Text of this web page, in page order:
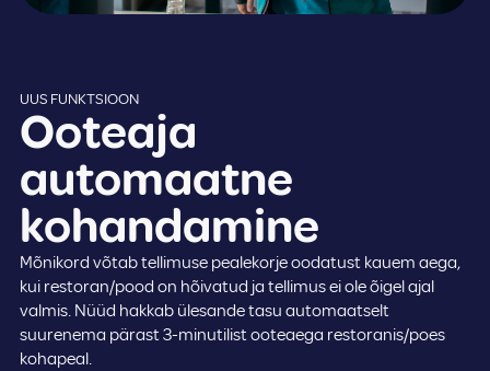
UUS FUNKTSIOON
Ooteaja
automaatne
kohandamine
Mõnikord võtab tellimuse pealekorje oodatust kauem aega,
kui restoran/pood on hõivatud ja tellimus ei ole õigel ajal
valmis. Nüüd hakkab ülesande tasu automaatselt
suurenema pärast 3-minutilist ooteaega restoranis/poes
kohapeal.